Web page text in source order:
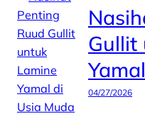
Gullit
04/27/2026